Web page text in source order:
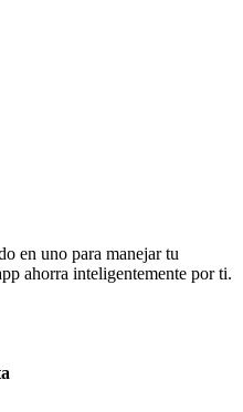
en uno para manejar tu
ahorra inteligentemente por ti.